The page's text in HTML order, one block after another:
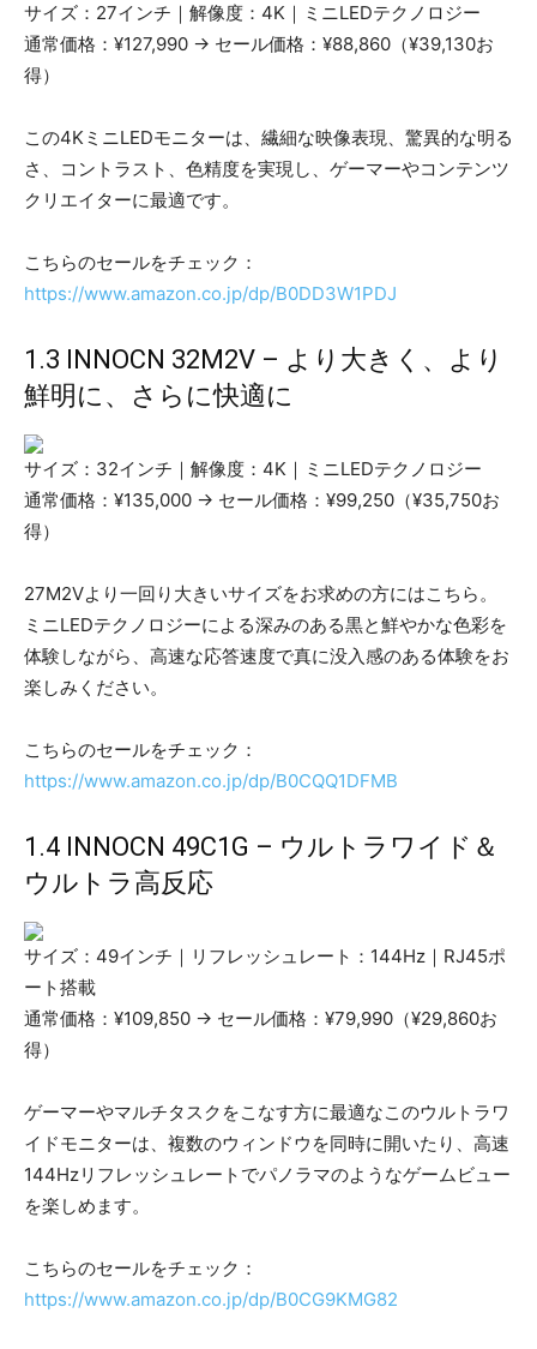
サイズ：27インチ｜解像度：4K｜ミニLEDテクノロジー
通常価格：¥127,990 → セール価格：¥88,860（¥39,130お
得）
この4KミニLEDモニターは、繊細な映像表現、驚異的な明る
さ、コントラスト、色精度を実現し、ゲーマーやコンテンツ
クリエイターに最適です。
こちらのセールをチェック：
https://www.amazon.co.jp/dp/B0DD3W1PDJ
1.3 INNOCN 32M2V – より大きく、より
鮮明に、さらに快適に
サイズ：32インチ｜解像度：4K｜ミニLEDテクノロジー
通常価格：¥135,000 → セール価格：¥99,250（¥35,750お
得）
27M2Vより一回り大きいサイズをお求めの方にはこちら。
ミニLEDテクノロジーによる深みのある黒と鮮やかな色彩を
体験しながら、高速な応答速度で真に没入感のある体験をお
楽しみください。
こちらのセールをチェック：
https://www.amazon.co.jp/dp/B0CQQ1DFMB
1.4 INNOCN 49C1G – ウルトラワイド＆
ウルトラ高反応
サイズ：49インチ｜リフレッシュレート：144Hz｜RJ45ポ
ート搭載
通常価格：¥109,850 → セール価格：¥79,990（¥29,860お
得）
ゲーマーやマルチタスクをこなす方に最適なこのウルトラワ
イドモニターは、複数のウィンドウを同時に開いたり、高速
144Hzリフレッシュレートでパノラマのようなゲームビュー
を楽しめます。
こちらのセールをチェック：
https://www.amazon.co.jp/dp/B0CG9KMG82